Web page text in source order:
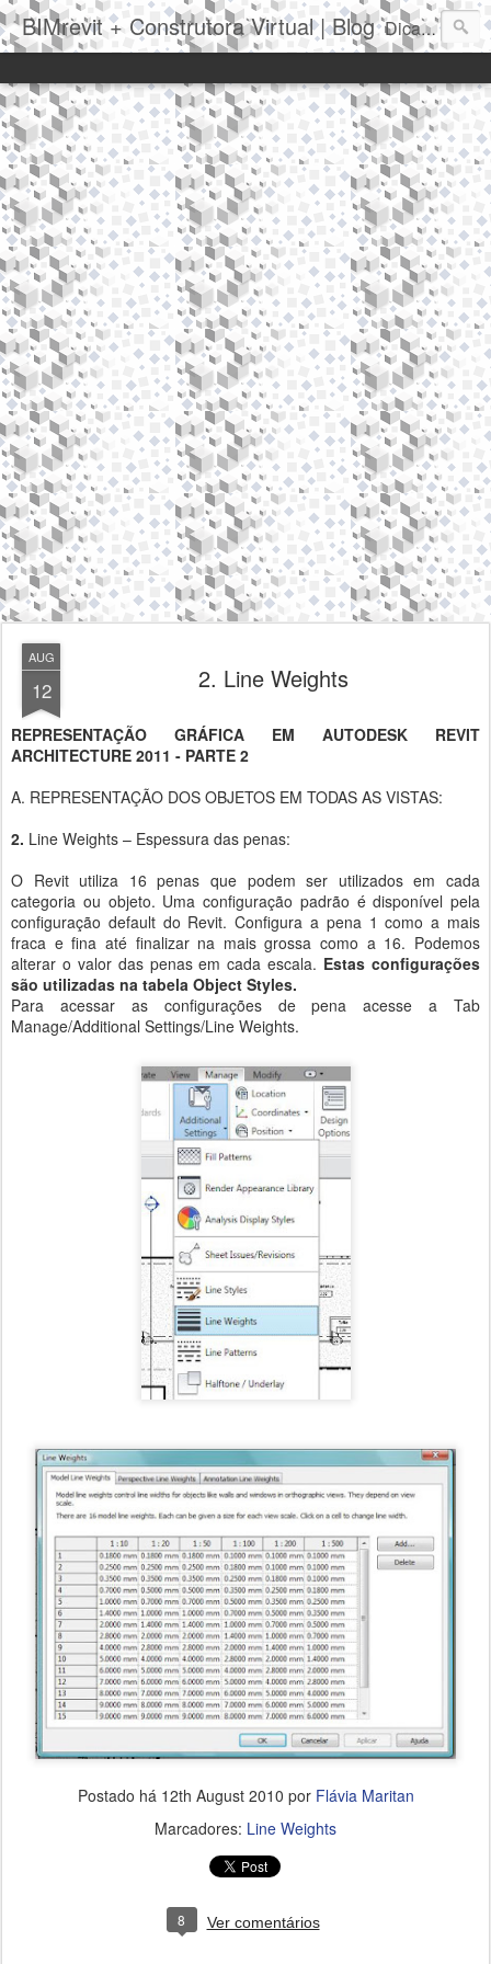
BIMrevit + Construtora Virtual | Blog Dicas|Truques|Novidades|Notícias|Eventos|Softwares
AUG
12 2. Line Weights
REPRESENTAÇÃO GRÁFICA EM AUTODESK REVIT
ARCHITECTURE 2011 - PARTE 2
A. REPRESENTAÇÃO DOS OBJETOS EM TODAS AS VISTAS:
2. Line Weights – Espessura das penas:
O Revit utiliza 16 penas que podem ser utilizados em cada
categoria ou objeto. Uma configuração padrão é disponível pela
configuração default do Revit. Configura a pena 1 como a mais
fraca e fina até finalizar na mais grossa como a 16. Podemos
alterar o valor das penas em cada escala. Estas configurações
são utilizadas na tabela Object Styles.
Para acessar as configurações de pena acesse a Tab
Manage/Additional Settings/Line Weights.
Postado há 12th August 2010 por Flávia Maritan
Marcadores: Line Weights
8 Ver comentários